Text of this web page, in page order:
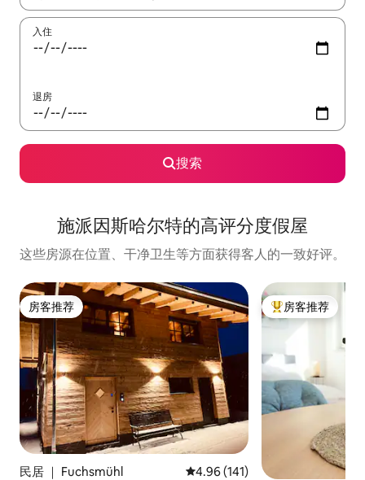
入住
退房
搜索
施派因斯哈尔特的高评分度假屋
这些房源在位置、干净卫生等方面获得客人的一致好评。
房客推荐
房客推荐
民居 ｜ Fuchsmühl 平均评分 4.96 分（满分 5 分），
4.96 (141)
热门「房客推荐」
房客推荐